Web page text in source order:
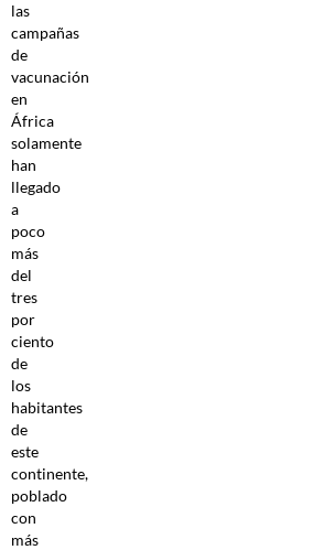
las
campañas
de
vacunación
en
África
solamente
han
llegado
a
poco
más
del
tres
por
ciento
de
los
habitantes
de
este
continente,
poblado
con
más